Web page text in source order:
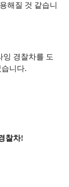
해질 것 같습니
잉 경찰차를 도
니다.
찰차!